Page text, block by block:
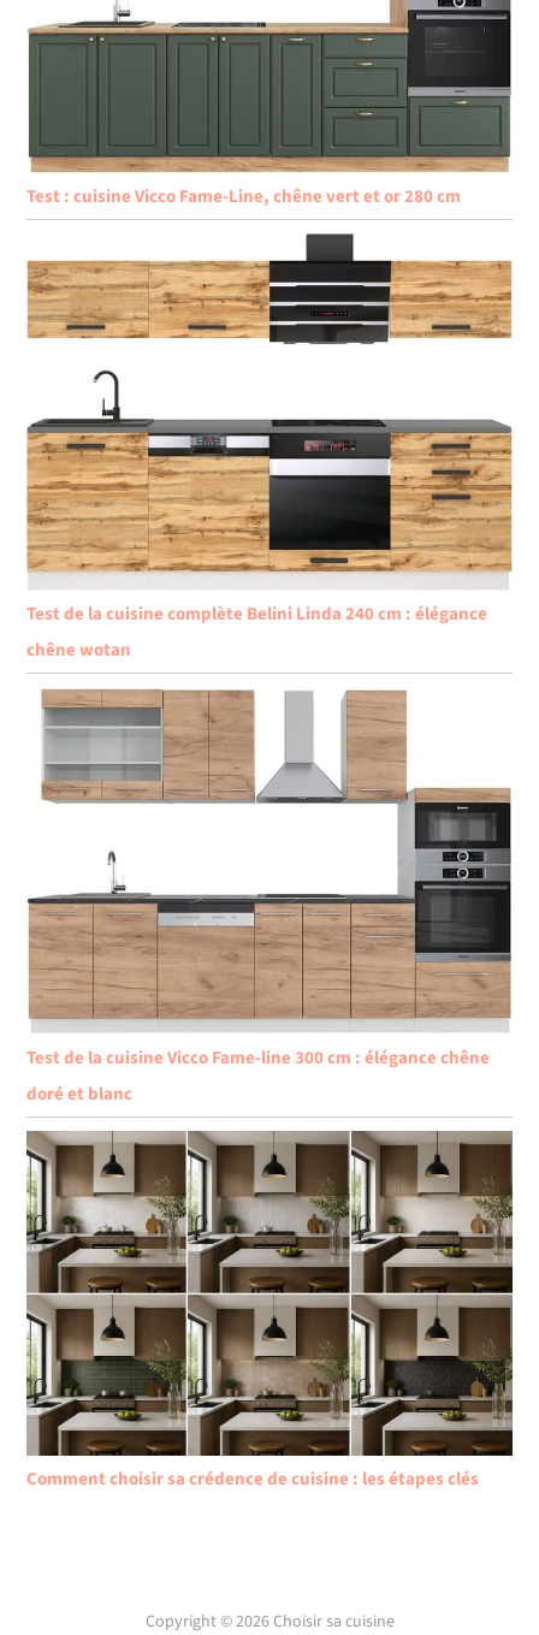
Test : cuisine Vicco Fame-Line, chêne vert et or 280 cm
Test de la cuisine complète Belini Linda 240 cm : élégance
chêne wotan
Test de la cuisine Vicco Fame-line 300 cm : élégance chêne
doré et blanc
Comment choisir sa crédence de cuisine : les étapes clés
Copyright © 2026 Choisir sa cuisine